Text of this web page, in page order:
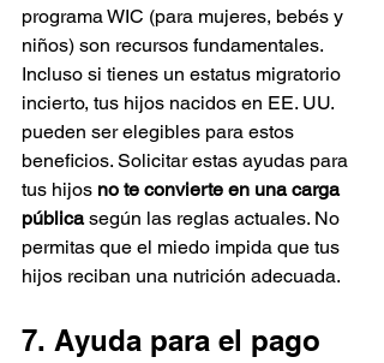
programa WIC (para mujeres, bebés y
niños) son recursos fundamentales.
Incluso si tienes un estatus migratorio
incierto, tus hijos nacidos en EE. UU.
pueden ser elegibles para estos
beneficios. Solicitar estas ayudas para
tus hijos no te convierte en una carga
pública según las reglas actuales. No
permitas que el miedo impida que tus
hijos reciban una nutrición adecuada.
7. Ayuda para el pago